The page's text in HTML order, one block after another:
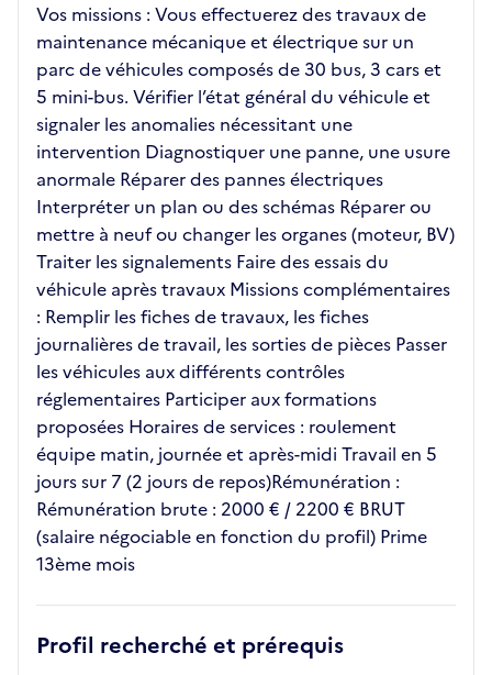
Vos missions : Vous effectuerez des travaux de
maintenance mécanique et électrique sur un
parc de véhicules composés de 30 bus, 3 cars et
5 mini-bus. Vérifier l’état général du véhicule et
signaler les anomalies nécessitant une
intervention Diagnostiquer une panne, une usure
anormale Réparer des pannes électriques
Interpréter un plan ou des schémas Réparer ou
mettre à neuf ou changer les organes (moteur, BV)
Traiter les signalements Faire des essais du
véhicule après travaux Missions complémentaires
: Remplir les fiches de travaux, les fiches
journalières de travail, les sorties de pièces Passer
les véhicules aux différents contrôles
réglementaires Participer aux formations
proposées Horaires de services : roulement
équipe matin, journée et après-midi Travail en 5
jours sur 7 (2 jours de repos)Rémunération :
Rémunération brute : 2000 € / 2200 € BRUT
(salaire négociable en fonction du profil) Prime
13ème mois
Profil recherché et prérequis